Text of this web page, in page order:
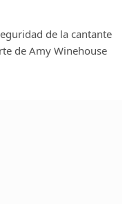
de la cantante
de Amy Winehouse